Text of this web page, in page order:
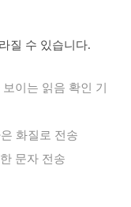
질 수 있습니다.
이는 읽음 확인 기
화질로 전송
문자 전송